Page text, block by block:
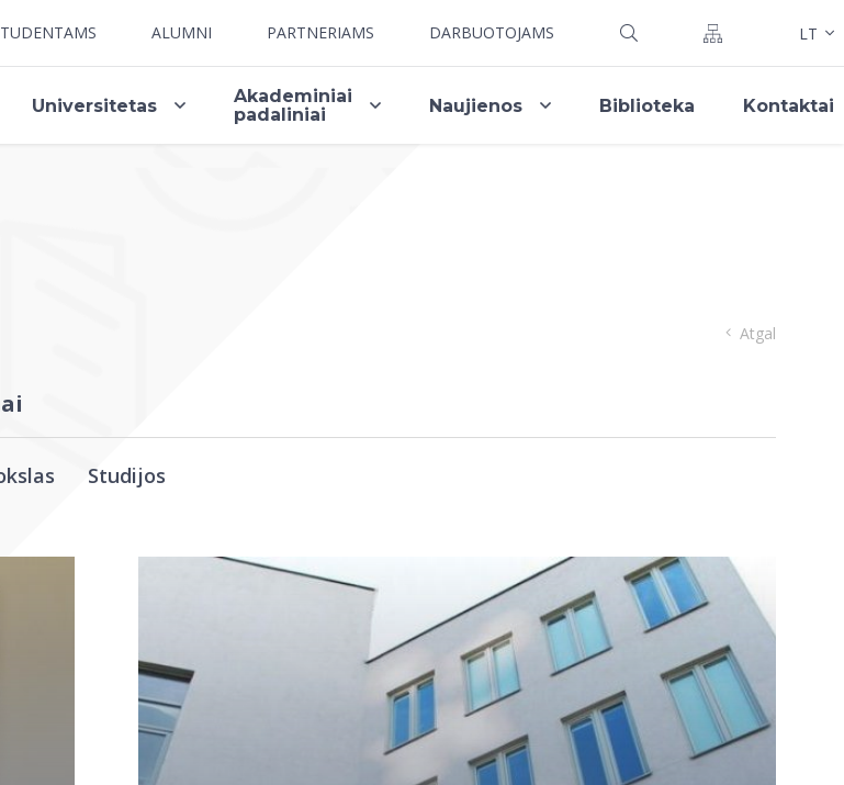
ALUMNI PARTNERIAMS DARBUOTOJAMS LT
Universitetas
Akademiniai
padaliniai
Naujienos Biblioteka Kontaktai
Atgal
Studijos